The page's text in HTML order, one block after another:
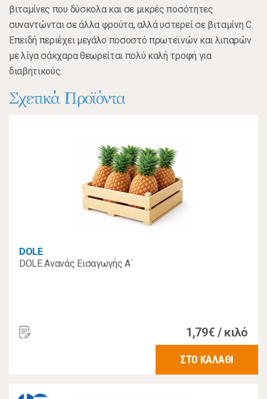
βιταμίνες που δύσκολα και σε μικρές ποσότητες
συναντώνται σε άλλα φρούτα, αλλά υστερεί σε βιταμίνη C.
Επειδή περιέχει μεγάλο ποσοστό πρωτεϊνών και λιπαρών
με λίγα σάκχαρα θεωρείται πολύ καλή τροφή για
διαβητικούς.
Σχετικά Προϊόντα
DOLE
DOLE Ανανάς Εισαγωγής A΄
1,79€ / κιλό
ΣΤΟ ΚΑΛΑΘΙ